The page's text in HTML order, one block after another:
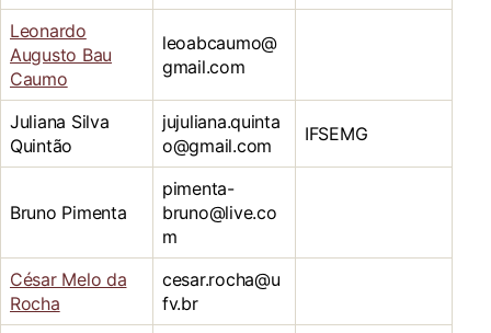
Leonardo
Augusto Bau
Caumo
leoabcaumo@
gmail.com
Juliana Silva
Quintão
jujuliana.quinta
o@gmail.com
IFSEMG
Bruno Pimenta
pimenta-
bruno@live.co
m
César Melo da
Rocha
cesar.rocha@u
fv.br